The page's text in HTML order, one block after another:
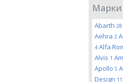
Марки
Abarth 28
Aehra 2
4 Alfa
Alvis 1
Apollo 5
Design 11